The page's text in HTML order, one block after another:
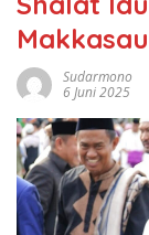
Makkasau
Sudarmono
6 Juni 2025